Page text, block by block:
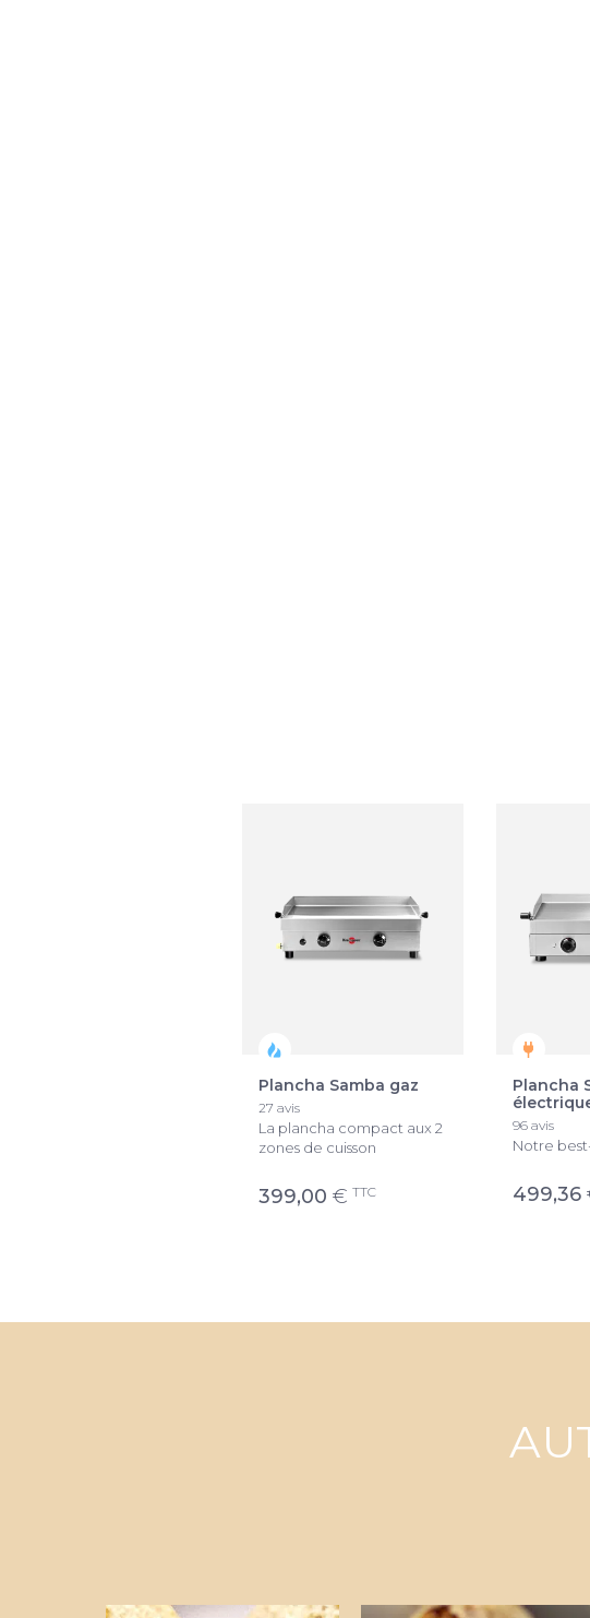
Plancha Samba gaz
27 avis
La plancha compact aux 2
zones de cuisson
399,00 € TTC
Plancha
96 avis
Notre
499,36